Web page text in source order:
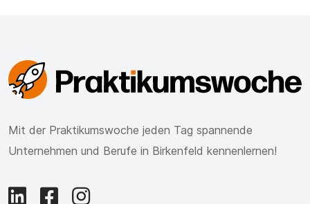
Mit der Praktikumswoche jeden Tag spannende
Unternehmen und Berufe in Birkenfeld kennenlernen!